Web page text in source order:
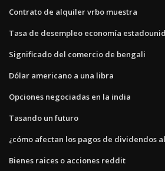
Contrato de alquiler vrbo muestra
Tasa de desempleo economía
Significado del comercio de bengali
Dólar americano a una libra
Opciones negociadas en la india
Tasando un futuro
¿cómo afectan los pagos de dividendos
Bienes raices o acciones reddit